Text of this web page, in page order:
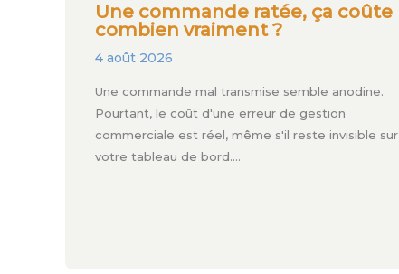
Une commande ratée, ça coûte
combien vraiment ?
4 août 2026
Une commande mal transmise semble anodine.
Pourtant, le coût d'une erreur de gestion
commerciale est réel, même s'il reste invisible sur
votre tableau de bord.…